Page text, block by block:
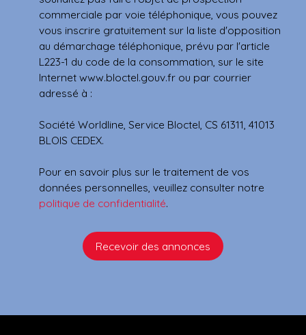
commerciale par voie téléphonique, vous pouvez
vous inscrire gratuitement sur la liste d'opposition
au démarchage téléphonique, prévu par l'article
L223-1 du code de la consommation, sur le site
Internet www.bloctel.gouv.fr ou par courrier
adressé à :
Société Worldline, Service Bloctel, CS 61311, 41013
BLOIS CEDEX.
Pour en savoir plus sur le traitement de vos
données personnelles, veuillez consulter notre
politique de confidentialité